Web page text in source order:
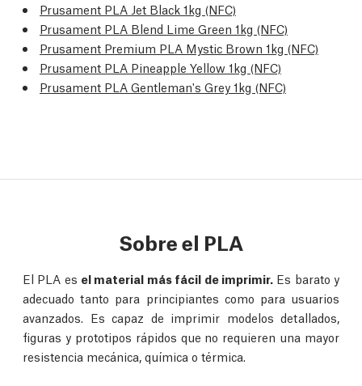
Prusament PLA Jet Black 1kg (NFC)
Prusament PLA Blend Lime Green 1kg (NFC)
Prusament Premium PLA Mystic Brown 1kg (NFC)
Prusament PLA Pineapple Yellow 1kg (NFC)
Prusament PLA Gentleman's Grey 1kg (NFC)
Sobre el PLA
El PLA es el material más fácil de imprimir.Es barato y
adecuado tanto para principiantes como para usuarios
avanzados. Es capaz de imprimir modelos detallados,
figuras y prototipos rápidos que no requieren una mayor
resistencia mecánica, química o térmica.